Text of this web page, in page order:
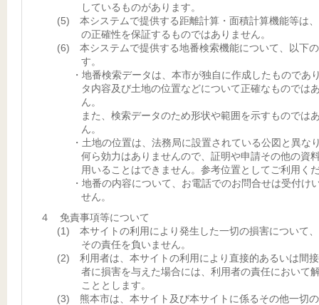
しているものがあります。
(5) 本システムで提供する距離計算・面積計算機能等は
の正確性を保証するものではありません。
(6) 本システムで提供する地番検索機能について、以下
す。
・地番検索データは、本市が独自に作成したものであ
タ内容及び土地の位置などについて正確なものでは
ん。
また、検索データのため形状や範囲を示すものでは
ん。
・土地の位置は、法務局に設置されている公図と異な
何ら効力はありませんので、証明や申請その他の資
用いることはできません。参考位置としてご利用く
・地番の内容について、お電話でのお問合せは受付け
せん。
４ 免責事項等について
(1) 本サイトの利用により発生した一切の損害について
その責任を負いません。
(2) 利用者は、本サイトの利用により直接的あるいは間
者に損害を与えた場合には、利用者の責任において
こととします。
(3) 熊本市は、本サイト及び本サイトに係るその他一切